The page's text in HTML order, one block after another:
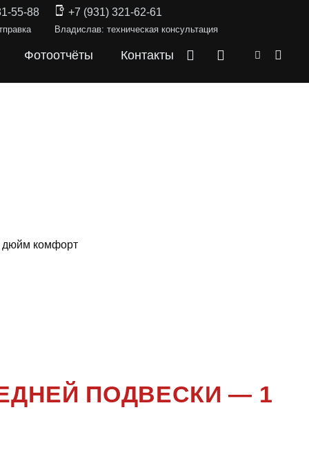
55-88 +7 (931) 321-62-61
Владислав: техническая консультация
Фотоотчёты Контакты
дюйм комфорт
4X4
ПОДВЕСКИ — 1